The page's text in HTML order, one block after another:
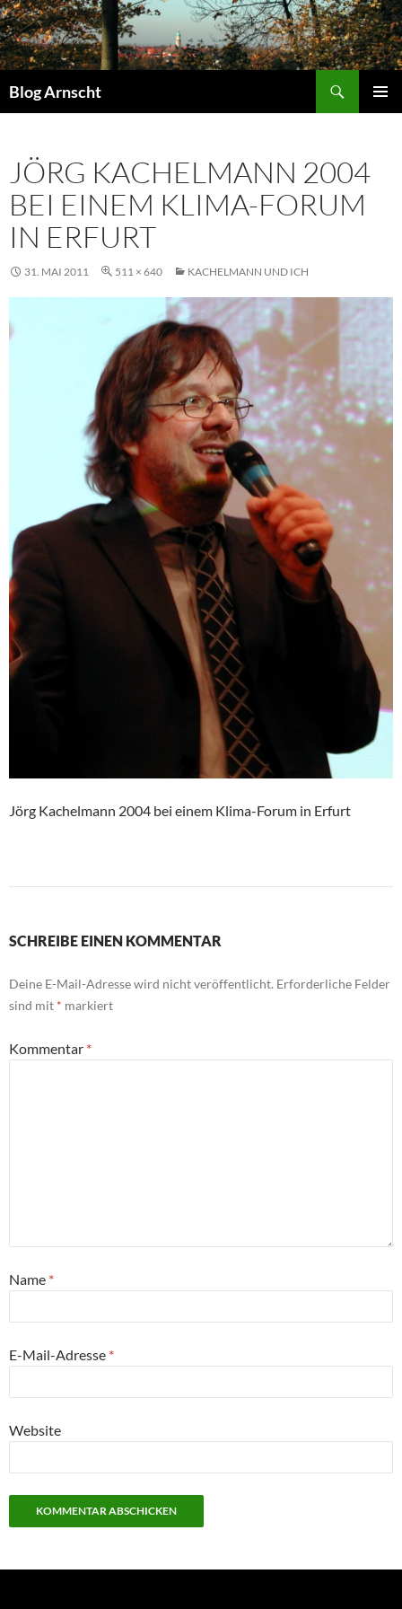
Zum
Inhalt
springen
Blog Arnscht
JÖRG KACHELMANN 2004
BEI EINEM KLIMA-FORUM
IN ERFURT
31. MAI 2011 511 × 640 KACHELMANN UND ICH
Jörg Kachelmann 2004 bei einem Klima-Forum in Erfurt
SCHREIBE EINEN KOMMENTAR
Deine E-Mail-Adresse wird nicht veröffentlicht. Erforderliche Felder
sind mit * markiert
Kommentar *
Name *
E-Mail-Adresse *
Website